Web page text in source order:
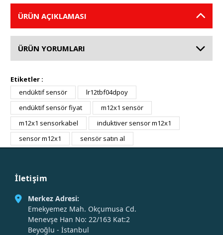
ÜRÜN AÇIKLAMASI
ÜRÜN YORUMLARI
Etiketler :
endüktif sensör
lr12tbf04dpoy
endüktif sensör fiyat
m12x1 sensör
m12x1 sensorkabel
induktiver sensor m12x1
sensor m12x1
sensör satın al
İletişim
Merkez Adresi:
Emekyemez Mah. Okçumusa Cd.
Menevşe Han No: 22/163 Kat:2
Beyoğlu - İstanbul